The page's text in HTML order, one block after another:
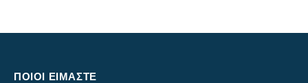
ΠΟΙΟΙ ΕΙΜΑΣΤΕ